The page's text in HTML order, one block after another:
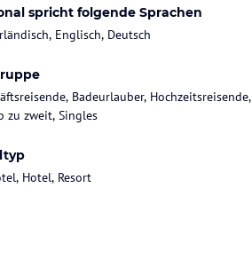
spricht folgende Sprachen
Englisch, Deutsch
Badeurlauber, Hochzeitsreisende,
zu zweit, Singles
Hotel, Resort